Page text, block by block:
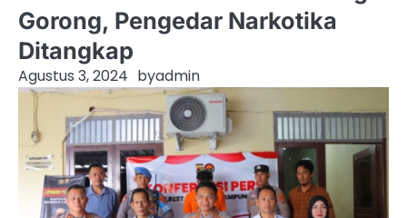
Gorong, Pengedar Narkotika
Ditangkap
Agustus 3, 2024 byadmin